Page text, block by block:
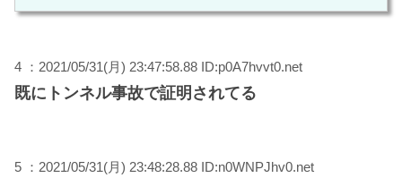
4 ：2021/05/31(月) 23:47:58.88 ID:p0A7hvvt0.net
既にトンネル事故で証明されてる
5 ：2021/05/31(月) 23:48:28.88 ID:n0WNPJhv0.net